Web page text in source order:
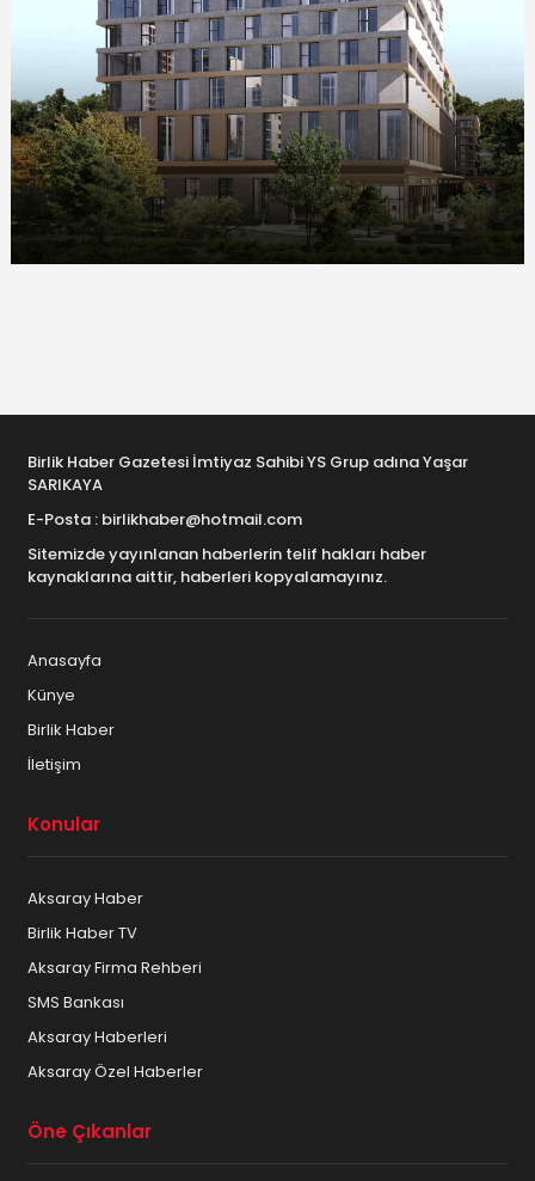
Birlik Haber Gazetesi İmtiyaz Sahibi YS Grup adına Yaşar
SARIKAYA
E-Posta : birlikhaber@hotmail.com
Sitemizde yayınlanan haberlerin telif hakları haber
kaynaklarına aittir, haberleri kopyalamayınız.
Anasayfa
Künye
Birlik Haber
İletişim
Konular
Aksaray Haber
Birlik Haber TV
Aksaray Firma Rehberi
SMS Bankası
Aksaray Haberleri
Aksaray Özel Haberler
Öne Çıkanlar